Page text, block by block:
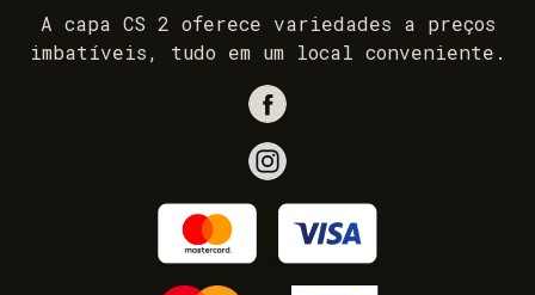
A capa CS 2 oferece variedades a preços
imbatíveis, tudo em um local conveniente.